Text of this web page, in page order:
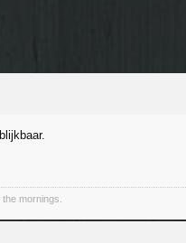
mornings.